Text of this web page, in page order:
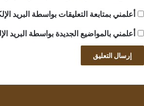
أعلمني بمتابعة التعليقات بواسطة البريد
أعلمني بالمواضيع الجديدة بواسطة البريد